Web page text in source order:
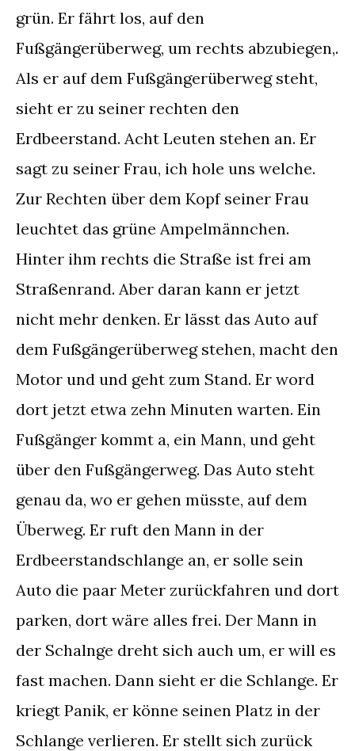
grün. Er fährt los, auf den
Fußgängerüberweg, um rechts abzubiegen,.
Als er auf dem Fußgängerüberweg steht,
sieht er zu seiner rechten den
Erdbeerstand. Acht Leuten stehen an. Er
sagt zu seiner Frau, ich hole uns welche.
Zur Rechten über dem Kopf seiner Frau
leuchtet das grüne Ampelmännchen.
Hinter ihm rechts die Straße ist frei am
Straßenrand. Aber daran kann er jetzt
nicht mehr denken. Er lässt das Auto auf
dem Fußgängerüberweg stehen, macht den
Motor und und geht zum Stand. Er word
dort jetzt etwa zehn Minuten warten. Ein
Fußgänger kommt a, ein Mann, und geht
über den Fußgängerweg. Das Auto steht
genau da, wo er gehen müsste, auf dem
Überweg. Er ruft den Mann in der
Erdbeerstandschlange an, er solle sein
Auto die paar Meter zurückfahren und dort
parken, dort wäre alles frei. Der Mann in
der Schalnge dreht sich auch um, er will es
fast machen. Dann sieht er die Schlange. Er
kriegt Panik, er könne seinen Platz in der
Schlange verlieren. Er stellt sich zurück